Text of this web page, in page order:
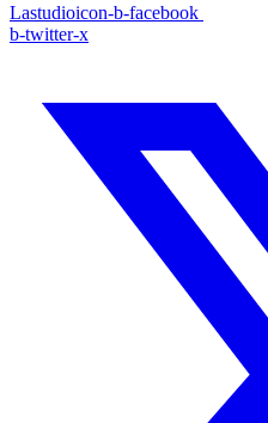
Lastudioicon-b-facebook
b-twitter-x